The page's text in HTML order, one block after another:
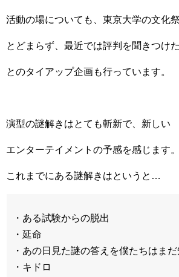
活動の場についても、東京大学の文化
とどまらず、最近では評判を聞きつけ
とのタイアップ企画も行っています。
演型の謎解きはとても斬新で、新しい
エンターテイメントの予感を感じます。
これまでにある謎解きはというと…
・ある試験からの脱出
・延命
・あの日見た謎の答えを僕たちはま
・キドロ